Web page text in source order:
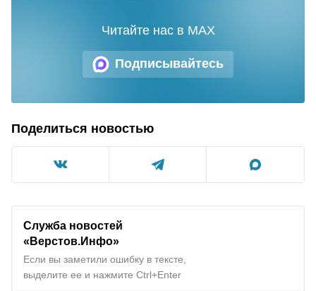
Подписывайтесь
Читайте нас в MAX
Поделиться новостью
Служба новостей
«Верстов.Инфо»
Если вы заметили ошибку в тексте,
выделите ее и нажмите Ctrl+Enter